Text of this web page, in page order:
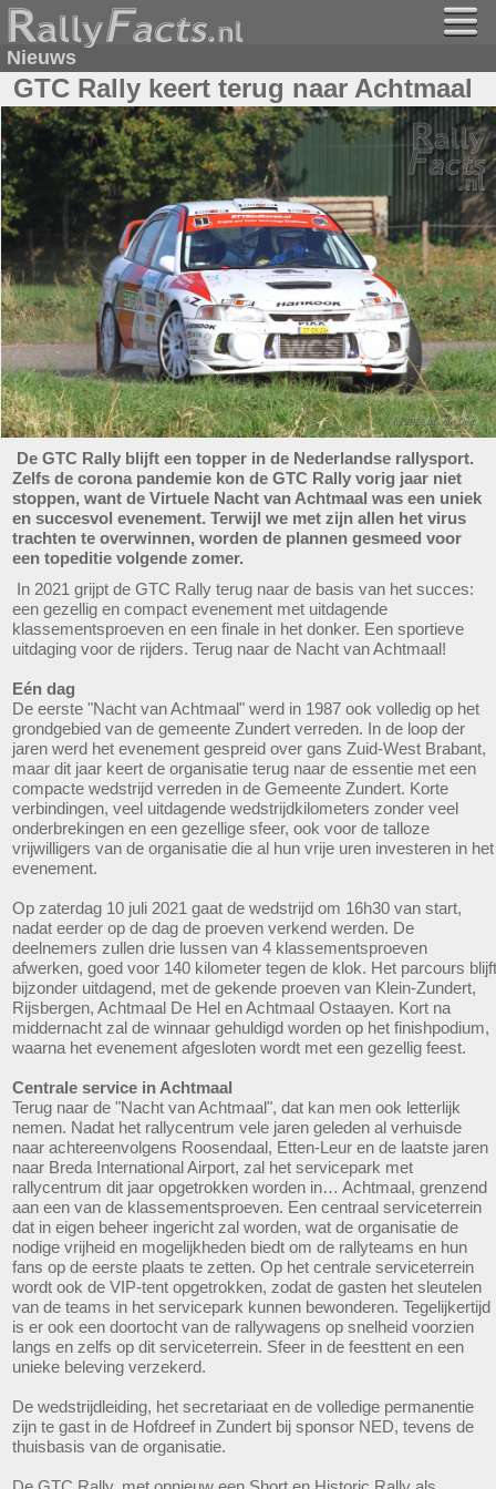
Nieuws
GTC Rally keert terug naar Achtmaal
De GTC Rally blijft een topper in de Nederlandse rallysport.
Zelfs de corona pandemie kon de GTC Rally vorig jaar niet
stoppen, want de Virtuele Nacht van Achtmaal was een uniek
en succesvol evenement. Terwijl we met zijn allen het virus
trachten te overwinnen, worden de plannen gesmeed voor
een topeditie volgende zomer.
In 2021 grijpt de GTC Rally terug naar de basis van het succes:
een gezellig en compact evenement met uitdagende
klassementsproeven en een finale in het donker. Een sportieve
uitdaging voor de rijders. Terug naar de Nacht van Achtmaal!
Eén dag
De eerste "Nacht van Achtmaal" werd in 1987 ook volledig op het
grondgebied van de gemeente Zundert verreden. In de loop der
jaren werd het evenement gespreid over gans Zuid-West Brabant,
maar dit jaar keert de organisatie terug naar de essentie met een
compacte wedstrijd verreden in de Gemeente Zundert. Korte
verbindingen, veel uitdagende wedstrijdkilometers zonder veel
onderbrekingen en een gezellige sfeer, ook voor de talloze
vrijwilligers van de organisatie die al hun vrije uren investeren in het
evenement.
Op zaterdag 10 juli 2021 gaat de wedstrijd om 16h30 van start,
nadat eerder op de dag de proeven verkend werden. De
deelnemers zullen drie lussen van 4 klassementsproeven
afwerken, goed voor 140 kilometer tegen de klok. Het parcours blijft
bijzonder uitdagend, met de gekende proeven van Klein-Zundert,
Rijsbergen, Achtmaal De Hel en Achtmaal Ostaayen. Kort na
middernacht zal de winnaar gehuldigd worden op het finishpodium,
waarna het evenement afgesloten wordt met een gezellig feest.
Centrale service in Achtmaal
Terug naar de "Nacht van Achtmaal", dat kan men ook letterlijk
nemen. Nadat het rallycentrum vele jaren geleden al verhuisde
naar achtereenvolgens Roosendaal, Etten-Leur en de laatste jaren
naar Breda International Airport, zal het servicepark met
rallycentrum dit jaar opgetrokken worden in… Achtmaal, grenzend
aan een van de klassementsproeven. Een centraal serviceterrein
dat in eigen beheer ingericht zal worden, wat de organisatie de
nodige vrijheid en mogelijkheden biedt om de rallyteams en hun
fans op de eerste plaats te zetten. Op het centrale serviceterrein
wordt ook de VIP-tent opgetrokken, zodat de gasten het sleutelen
van de teams in het servicepark kunnen bewonderen. Tegelijkertijd
is er ook een doortocht van de rallywagens op snelheid voorzien
langs en zelfs op dit serviceterrein. Sfeer in de feesttent en een
unieke beleving verzekerd.
De wedstrijdleiding, het secretariaat en de volledige permanentie
zijn te gast in de Hofdreef in Zundert bij sponsor NED, tevens de
thuisbasis van de organisatie.